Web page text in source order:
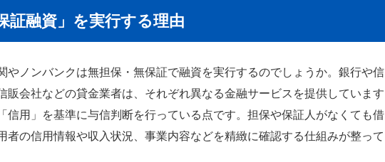
証融資」を実行する理由
やノンバンクは無担保・無保証で融資を実行するのでしょうか。銀行や信
販会社などの貸金業者は、それぞれ異なる金融サービスを提供しています
信用」を基準に与信判断を行っている点です。担保や保証人がなくても借
者の信用情報や収入状況、事業内容などを精緻に確認する仕組みが整って